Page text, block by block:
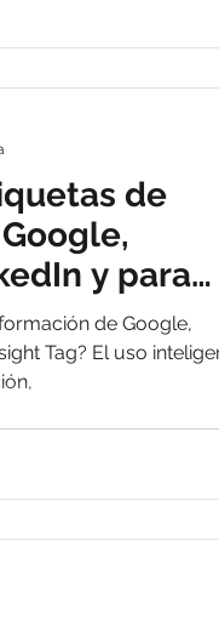
de
y para
de Google,
inteligente